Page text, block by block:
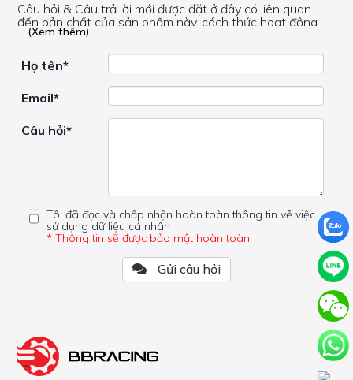
Câu hỏi & Câu trả lời mới được đặt ở đây có liên quan
đến bản chất của sản phẩm này, cách thức hoạt động,
nơi hoạt động, liệu nó có hữu ích không, v.v.
câu hỏi của bạn ở đây mà bên trong trang đó.
... (Xem thêm)
Họ tên*
Email*
Câu hỏi*
Tôi đã đọc và chấp nhận hoàn toàn thông tin về việc
sử dụng dữ liệu cá nhân
* Thông tin sẽ được bảo mật hoàn toàn
Gửi câu hỏi